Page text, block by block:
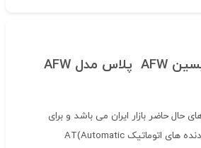
روغن گیربکس آیسین AFW پلاس مدل AFW
حال حاضر بازار ایران می باشد و برای
گستره وسیعی از جعبه دنده های اتوماتیک AT(Automatic